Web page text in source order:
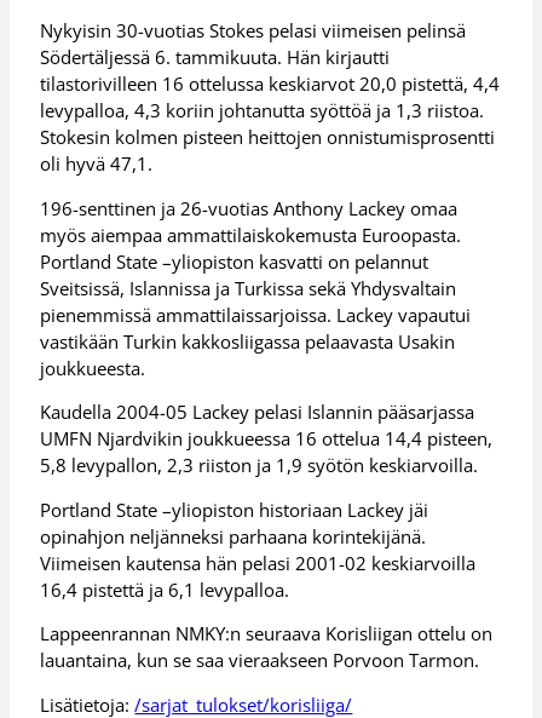
Nykyisin 30-vuotias Stokes pelasi viimeisen pelinsä
Södertäljessä 6. tammikuuta. Hän kirjautti
tilastorivilleen 16 ottelussa keskiarvot 20,0 pistettä, 4,4
levypalloa, 4,3 koriin johtanutta syöttöä ja 1,3 riistoa.
Stokesin kolmen pisteen heittojen onnistumisprosentti
oli hyvä 47,1.
196-senttinen ja 26-vuotias Anthony Lackey omaa
myös aiempaa ammattilaiskokemusta Euroopasta.
Portland State –yliopiston kasvatti on pelannut
Sveitsissä, Islannissa ja Turkissa sekä Yhdysvaltain
pienemmissä ammattilaissarjoissa. Lackey vapautui
vastikään Turkin kakkosliigassa pelaavasta Usakin
joukkueesta.
Kaudella 2004-05 Lackey pelasi Islannin pääsarjassa
UMFN Njardvikin joukkueessa 16 ottelua 14,4 pisteen,
5,8 levypallon, 2,3 riiston ja 1,9 syötön keskiarvoilla.
Portland State –yliopiston historiaan Lackey jäi
opinahjon neljänneksi parhaana korintekijänä.
Viimeisen kautensa hän pelasi 2001-02 keskiarvoilla
16,4 pistettä ja 6,1 levypalloa.
Lappeenrannan NMKY:n seuraava Korisliigan ottelu on
lauantaina, kun se saa vieraakseen Porvoon Tarmon.
Lisätietoja:/sarjat_tulokset/korisliiga/